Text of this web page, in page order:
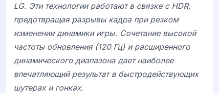
LG. Эти технологии работают в связке с HDR,
предотвращая разрывы кадра при резком
изменении динамики игры. Сочетание высокой
частоты обновления (120 Гц) и расширенного
динамического диапазона дает наиболее
впечатляющий результат в быстродействующих
шутерах и гонках.